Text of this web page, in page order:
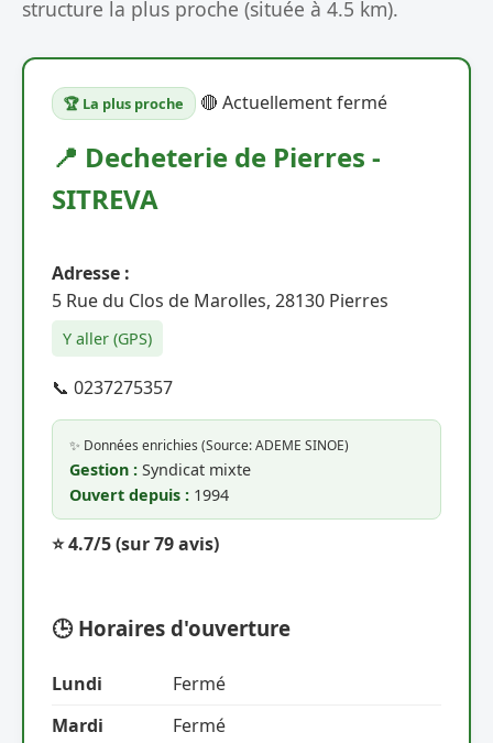
structure la plus proche (située à 4.5 km).
🏆 La plus proche 🔴 Actuellement fermé
📍 Decheterie de Pierres -
SITREVA
Adresse :
5 Rue du Clos de Marolles, 28130 Pierres
Y aller (GPS)
📞 0237275357
✨ Données enrichies (Source: ADEME SINOE)
Gestion : Syndicat mixte
Ouvert depuis : 1994
⭐ 4.7/5(sur 79 avis)
🕒 Horaires d'ouverture
Lundi
Fermé
Mardi
Fermé